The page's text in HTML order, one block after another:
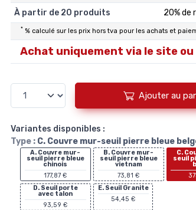
À partir de 20 produits 20% de
* % calculé sur les prix hors tva pour les achats et
Achat uniquement via le site ou
Ajouter au
Variantes disponibles :
Type : C. Couvre mur-seuil pierre bleue
A. Couvre mur-
seuil pierre bleue
chinois
177,87 €
B. Couvre mur-
seuil pierre bleue
vietnam
73,81 €
C.
seuil
D. Seuil porte
avec talon
93,59 €
E. Seuil Granite
54,45 €